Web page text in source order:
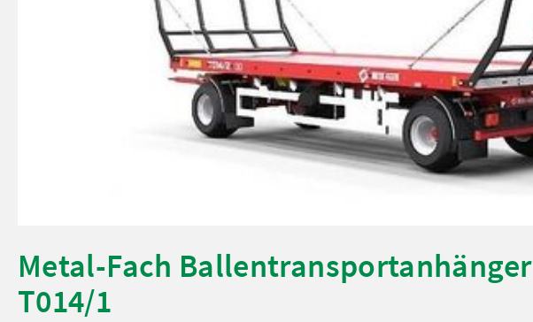
Metal-Fach Ballentransportanhänger
T014/1